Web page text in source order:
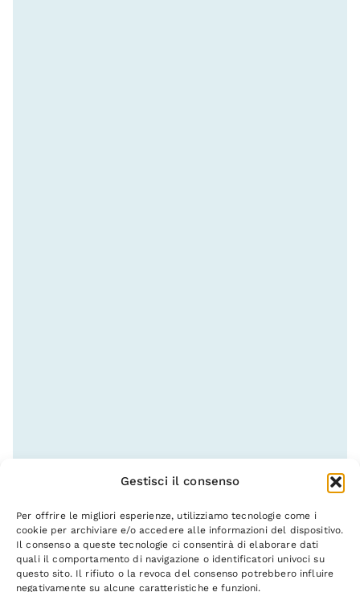
Gestisci il consenso
Per offrire le migliori esperienze, utilizziamo tecnologie come i
cookie per archiviare e/o accedere alle informazioni del dispositivo.
Il consenso a queste tecnologie ci consentirà di elaborare dati
quali il comportamento di navigazione o identificatori univoci su
questo sito. Il rifiuto o la revoca del consenso potrebbero influire
negativamente su alcune caratteristiche e funzioni.